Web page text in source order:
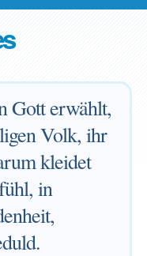
Gott erwählt,
Volk, ihr
kleidet
in